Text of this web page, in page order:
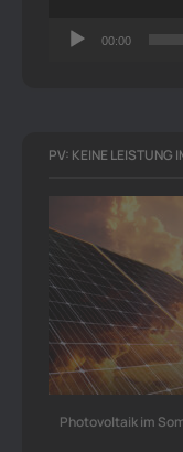
00:00
PV: KEINE LEISTUNG
Photovoltaik im